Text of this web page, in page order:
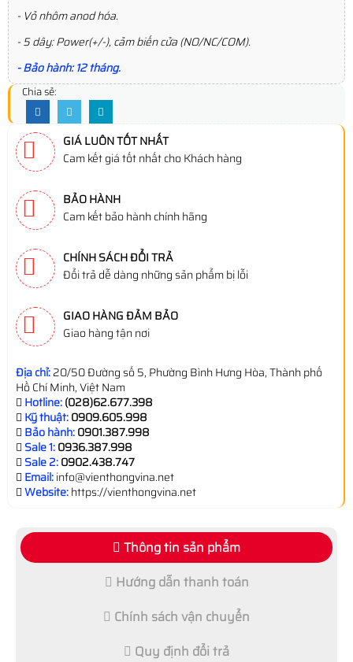
- Vỏ nhôm anod hóa.
- 5 dây: Power(+/-), cảm biến cửa (NO/NC/COM).
- Bảo hành: 12 tháng.
Chia sẻ:
GIÁ LUÔN TỐT NHẤT
Cam kết giá tốt nhất cho Khách hàng
BẢO HÀNH
Cam kết bảo hành chính hãng
CHÍNH SÁCH ĐỔI TRẢ
Đổi trả dễ dàng những sản phẩm bị lỗi
GIAO HÀNG ĐẢM BẢO
Giao hàng tận nơi
Địa chỉ:20/50 Đường số 5, Phường Bình Hưng Hòa, Thành phố
Hồ Chí Minh, Việt Nam
Hotline:(028)62.677.398
Kỹ thuật:0909.605.998
Bảo hành:0901.387.998
Sale 1:0936.387.998
Sale 2:0902.438.747
Email:info@vienthongvina.net
Website:https://vienthongvina.net
Thông tin sản phẩm
Hướng dẫn thanh toán
Chính sách vận chuyển
Quy định đổi trả